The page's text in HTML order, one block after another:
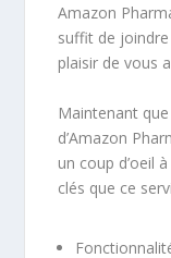
Amazon
suffit de
plaisir de vous
Maintenant
d’Amazon
un coup d’oeil
clés que ce